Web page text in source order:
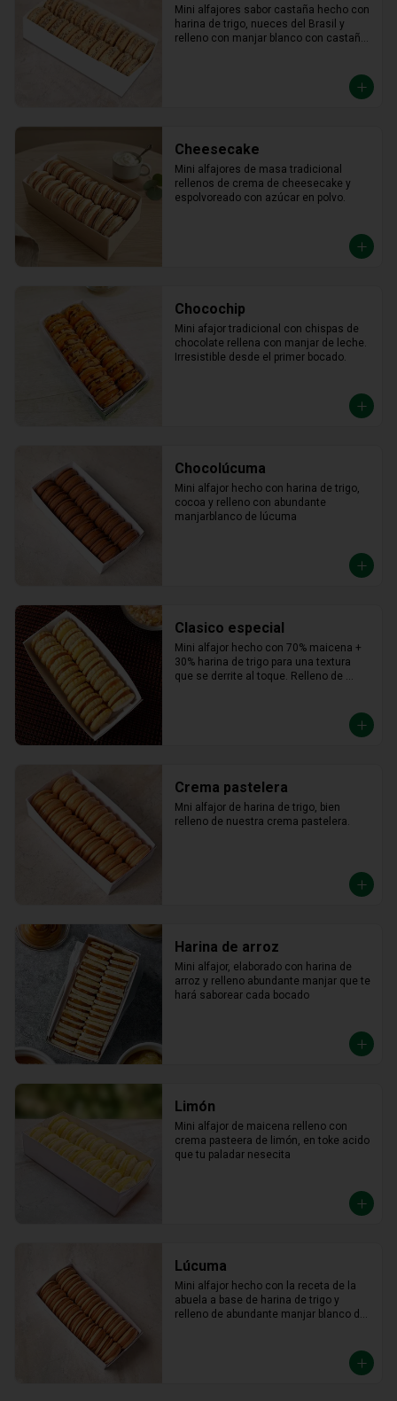
Mini alfajores sabor castaña hecho con
harina de trigo, nueces del Brasil y
relleno con manjar blanco con castaña
Cheesecake
Mini alfajores de masa tradicional
rellenos de crema de cheesecake y
espolvoreado con azúcar en polvo.
Chocochip
Mini afajor tradicional con chispas de
chocolate rellena con manjar de leche.
Irresistible desde el primer bocado.
Chocolúcuma
Mini alfajor hecho con harina de trigo,
cocoa y relleno con abundante
manjarblanco de lúcuma
Clasico especial
Mini alfajor hecho con 70% maicena +
30% harina de trigo para una textura
que se derrite al toque. Relleno de
Crema pastelera
Mni alfajor de harina de trigo, bien
relleno de nuestra crema pastelera.
Harina de arroz
Mini alfajor, elaborado con harina de
arroz y relleno abundante manjar que te
hará saborear cada bocado
Limón
Mini alfajor de maicena relleno con
crema pasteera de limón, en toke acido
que tu paladar nesecita
Lúcuma
Mini alfajor hecho con la receta de la
abuela a base de harina de trigo y
relleno de abundante manjar blanco de